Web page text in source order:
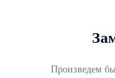
Произведем